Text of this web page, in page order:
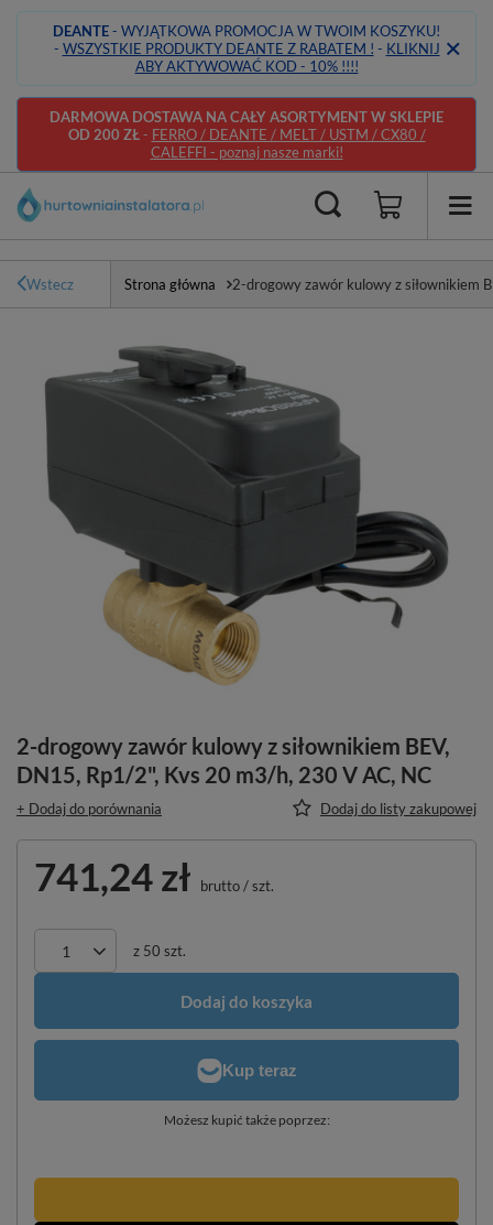
DEANTE- WYJĄTKOWA PROMOCJA W TWOIM KOSZYKU!
- WSZYSTKIE PRODUKTY DEANTE Z RABATEM ! - KLIKNIJ
ABY AKTYWOWAĆ KOD - 10% !!!!
DARMOWA DOSTAWA NA CAŁY ASORTYMENT W SKLEPIE
OD 200 ZŁ- FERRO / DEANTE / MELT / USTM / CX80 /
CALEFFI - poznaj nasze marki!
Wstecz Strona główna 2-drogowy zawór kulowy z siłownikiem
2-drogowy zawór kulowy z siłownikiem BEV,
DN15, Rp1/2", Kvs 20 m3/h, 230 V AC, NC
+ Dodaj do porównania Dodaj do listy zakupowej
741,24 zł brutto/szt.
z 50 szt.
Dodaj do koszyka
Możesz kupić także poprzez: